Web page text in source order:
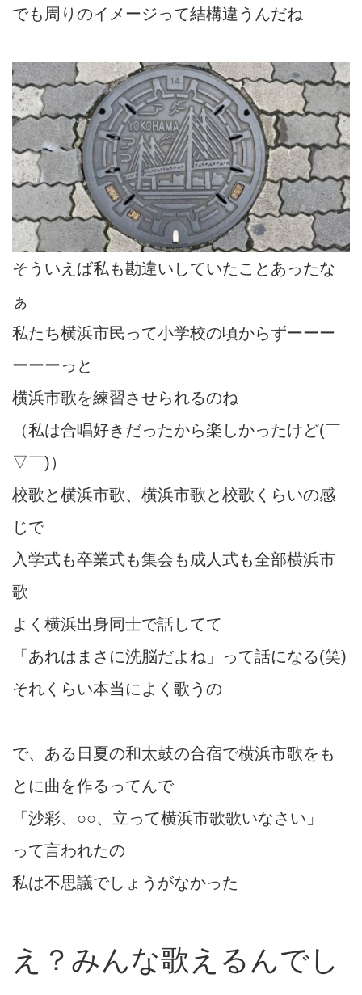
でも周りのイメージって結構違うんだね
そういえば私も勘違いしていたことあったな
ぁ
私たち横浜市民って小学校の頃からずーーー
ーーーっと
横浜市歌を練習させられるのね
（私は合唱好きだったから楽しかったけど(￣
▽￣)）
校歌と横浜市歌、横浜市歌と校歌くらいの感
じで
入学式も卒業式も集会も成人式も全部横浜市
歌
よく横浜出身同士で話してて
「あれはまさに洗脳だよね」って話になる(笑)
それくらい本当によく歌うの
で、ある日夏の和太鼓の合宿で横浜市歌をも
とに曲を作るってんで
「沙彩、○○、立って横浜市歌歌いなさい」
って言われたの
私は不思議でしょうがなかった
え？みんな歌えるんでし